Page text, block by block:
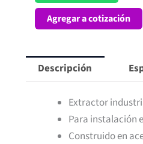
300
mm
Campana
cantidad
Agregar a cotización
Descripción
Extractor
Para instalación
Construido en